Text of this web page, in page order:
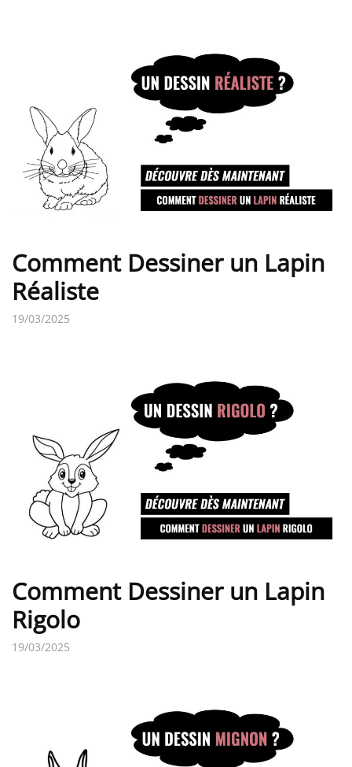
Comment Dessiner un Lapin
Réaliste
19/03/2025
Comment Dessiner un Lapin
Rigolo
19/03/2025